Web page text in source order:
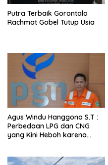
Putra Terbaik Gorontalo
Rachmat Gobel Tutup Usia
Agus Windu Hanggono S.T :
Perbedaan LPG dan CNG
yang Kini Heboh karena